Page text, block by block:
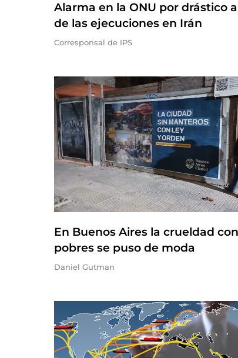
Alarma en la ONU por drástico
de las ejecuciones en Irán
Corresponsal de IPS
En Buenos Aires la crueldad
pobres se puso de moda
Daniel Gutman